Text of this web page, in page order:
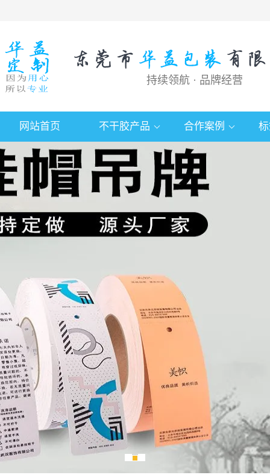
持续领航 · 品牌经营
网站首页 不干胶产品 合作案例